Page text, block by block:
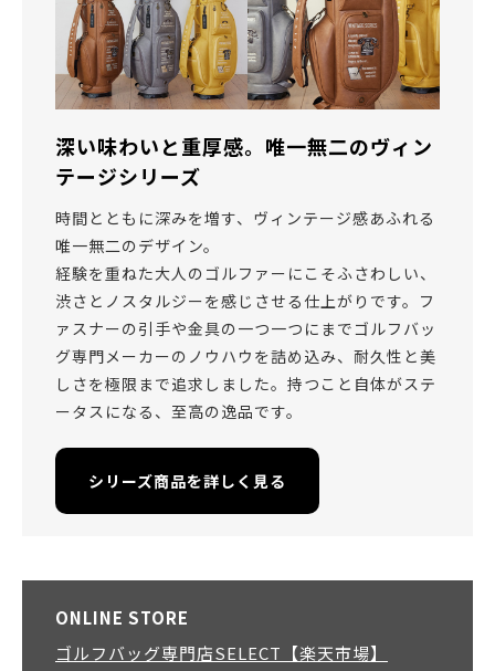
深い味わいと重厚感。唯一無二のヴィン
テージシリーズ
時間とともに深みを増す、ヴィンテージ感あふれる
唯一無二のデザイン。
経験を重ねた大人のゴルファーにこそふさわしい、
渋さとノスタルジーを感じさせる仕上がりです。フ
ァスナーの引手や金具の一つ一つにまでゴルフバッ
グ専門メーカーのノウハウを詰め込み、耐久性と美
しさを極限まで追求しました。持つこと自体がステ
ータスになる、至高の逸品です。
シリーズ商品を詳しく見る
ONLINE STORE
ゴルフバッグ専門店SELECT【楽天市場】